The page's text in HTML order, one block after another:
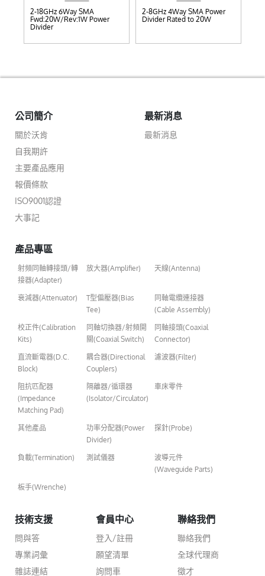
2-18GHz 6Way SMA
Fwd:20W/Rev:1W Power
Divider
2-8GHz 4Way SMA Power
Divider Rated to 20W
公司簡介
關於沃肯
自我期許
主要產品應用
報價條款
ISO9001認證
大事記
最新消息
最新消息
產品專區
射頻同軸轉接頭/轉
接器(Adapter)
放大器(Amplifier) 天線(Antenna)
衰減器(Attenuator)
T型偏壓器(Bias
Tee)
同軸電纜連接器
(Cable Assembly)
校正件(Calibration
Kits)
同軸切換器/射頻開
關(Coaxial Switch)
同軸接頭(Coaxial
Connector)
直流斷電器(D.C.
Block)
耦合器(Directional
Couplers)
濾波器(Filter)
阻抗匹配器
(Impedance
Matching Pad)
隔離器/循環器
(Isolator/Circulator)
車床零件
其他產品
功率分配器(Power
Divider)
探針(Probe)
負載(Termination) 測試儀器
波導元件
(Waveguide Parts)
板手(Wrenche)
技術支援
問與答
專業詞彙
雜誌連結
會員中心
登入/註冊
願望清單
詢問車
聯絡我們
聯絡我們
全球代理商
徵才